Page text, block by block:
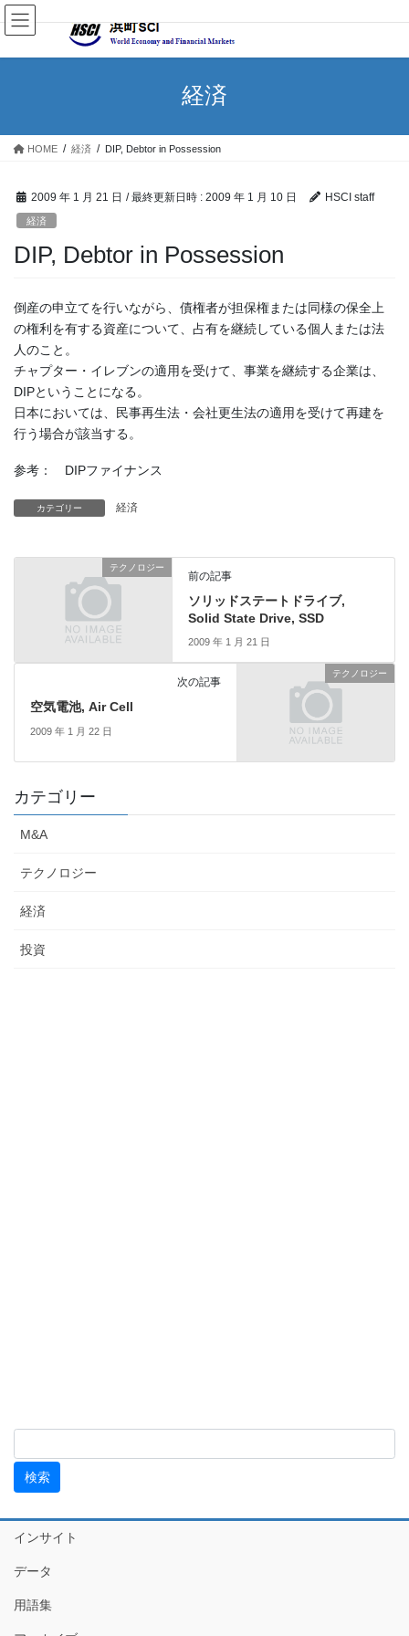
経済
HOME 経済 DIP, Debtor in Possession
2009 年 1 月 21 日 / 最終更新日時 : 2009 年 1 月 10 日 HSCI staff
経済
DIP, Debtor in Possession
倒産の申立てを行いながら、債権者が担保権または同様の保全上
の権利を有する資産について、占有を継続している個人または法
人のこと。
チャプター・イレブンの適用を受けて、事業を継続する企業は、
DIPということになる。
日本においては、民事再生法・会社更生法の適用を受けて再建を
行う場合が該当する。
参考： DIPファイナンス
カテゴリー 経済
テクノロジー
前の記事
ソリッドステートドライブ,
Solid State Drive, SSD
2009 年 1 月 21 日
テクノロジー
次の記事
空気電池, Air Cell
2009 年 1 月 22 日
カテゴリー
M&A
テクノロジー
経済
投資
インサイト
データ
用語集